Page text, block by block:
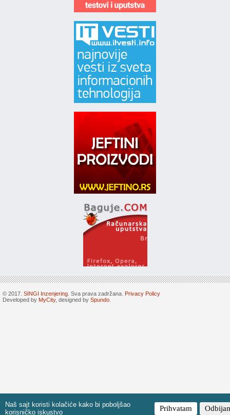
Naš sajt koristi kolačiće kako bi poboljšao
korisničko iskustvo
Prihvatam
© 2017. SINGI Inzenjering . Sva prava zadržana.
Privacy Policy
Developed by MyCity, designed by Spundo